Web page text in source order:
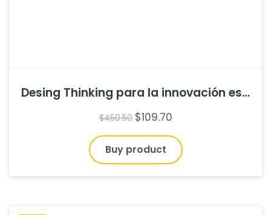
Desing Thinking para la innovación estratégica de Idris Mootee
$450.50 $109.70
Buy product